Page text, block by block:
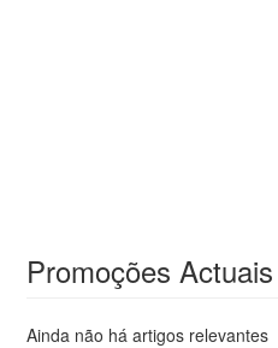
Promoções Actuais
Ainda não há artigos relevantes